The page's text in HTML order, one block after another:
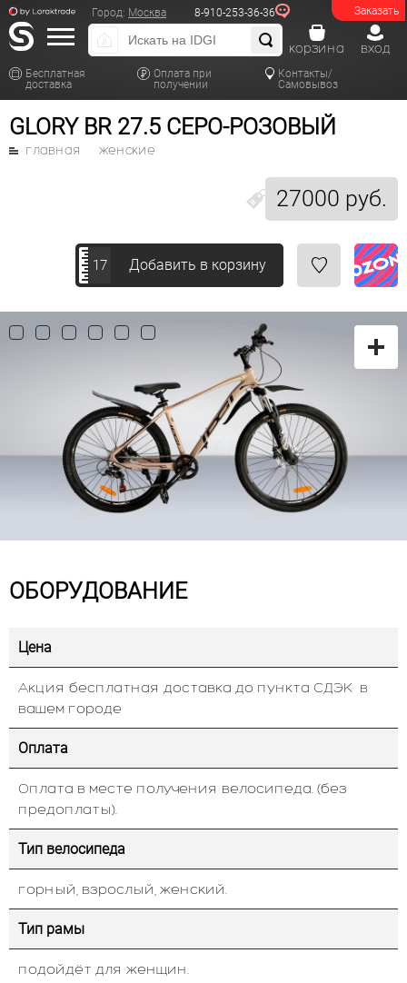
Заказать
Город: Москва 8-910-253-36-36
Бесплатная
доставка
Оплата при
получении
Контакты/
Самовывоз
вход
корзина
GLORY BR 27.5 СЕРО-РОЗОВЫЙ
27000 руб.
главная женские
17 Добавить в корзину
ОБОРУДОВАНИЕ
Цена
Акция бесплатная доставка до пункта СДЭК в
вашем городе
Оплата
Оплата в месте получения велосипеда. (без
предоплаты).
Тип велосипеда
горный, взрослый, женский.
Тип рамы
подойдёт для женщин.